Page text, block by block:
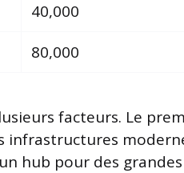
40,000
80,000
facteurs. Le
infrastructures
hub pour des